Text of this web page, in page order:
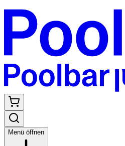
Menü öffnen